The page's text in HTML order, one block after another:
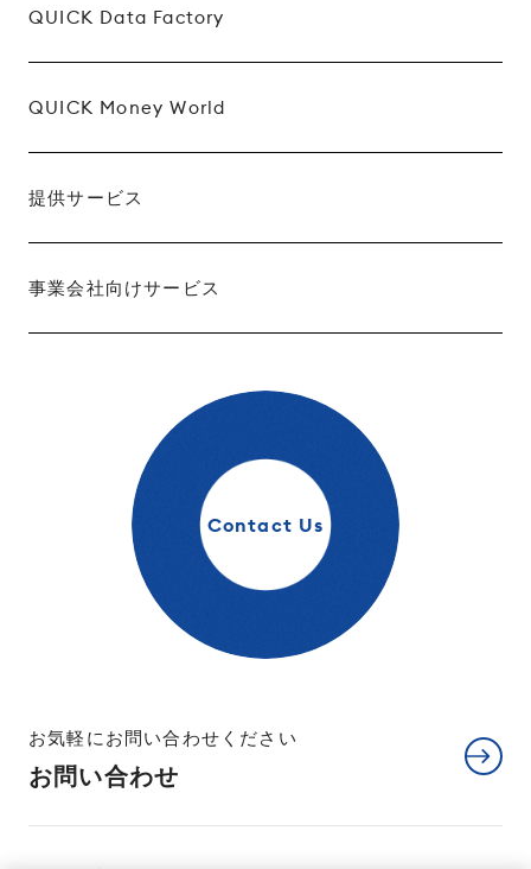
QUICK Data Factory
QUICK Money World
提供サービス
事業会社向けサービス
Contact Us
お気軽にお問い合わせください
お問い合わせ